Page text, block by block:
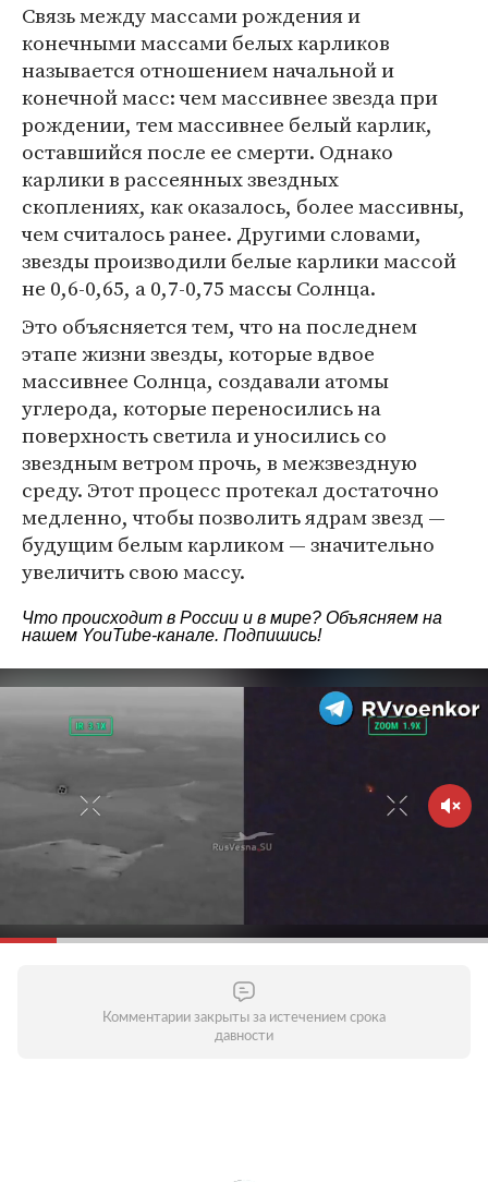
Связь между массами рождения и
конечными массами белых карликов
называется отношением начальной и
конечной масс: чем массивнее звезда при
рождении, тем массивнее белый карлик,
оставшийся после ее смерти. Однако
карлики в рассеянных звездных
скоплениях, как оказалось, более массивны,
чем считалось ранее. Другими словами,
звезды производили белые карлики массой
не 0,6-0,65, а 0,7-0,75 массы Солнца.
Это объясняется тем, что на последнем
этапе жизни звезды, которые вдвое
массивнее Солнца, создавали атомы
углерода, которые переносились на
поверхность светила и уносились со
звездным ветром прочь, в межзвездную
среду. Этот процесс протекал достаточно
медленно, чтобы позволить ядрам звезд —
будущим белым карликом — значительно
увеличить свою массу.
Что происходит в России и в мире? Объясняем на
нашем YouTube-канале. Подпишись!
Комментарии закрыты за истечением срока
давности